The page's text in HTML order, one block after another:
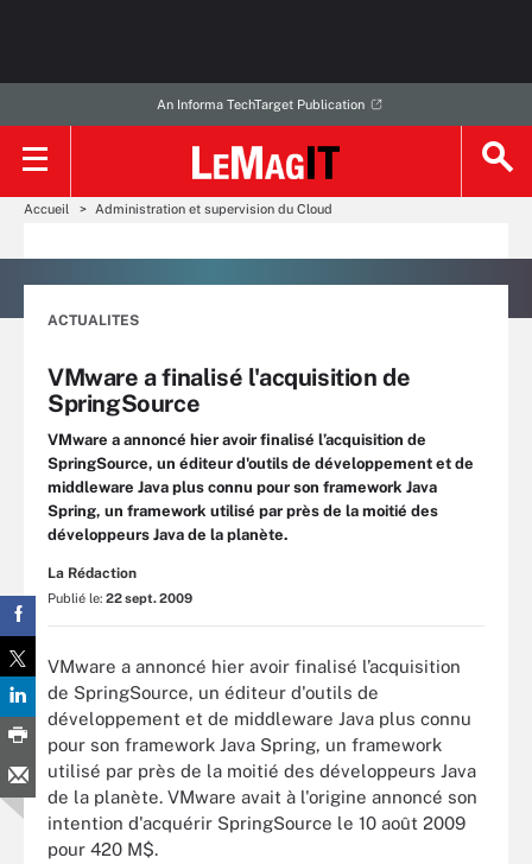
An Informa TechTarget Publication
Accueil Administration et supervision du Cloud
ACTUALITES
VMware a finalisé l'acquisition de
SpringSource
VMware a annoncé hier avoir finalisé l’acquisition de
SpringSource, un éditeur d'outils de développement et de
middleware Java plus connu pour son framework Java
Spring, un framework utilisé par près de la moitié des
développeurs Java de la planète.
La Rédaction
Publié le: 22 sept. 2009
VMware a annoncé hier avoir finalisé l’acquisition
de SpringSource, un éditeur d'outils de
développement et de middleware Java plus connu
pour son framework Java Spring, un framework
utilisé par près de la moitié des développeurs Java
de la planète. VMware avait à l'origine annoncé son
intention d'acquérir SpringSource le 10 août 2009
pour 420 M$.